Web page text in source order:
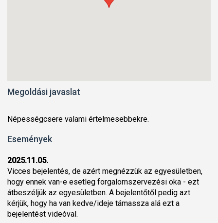
Megoldási javaslat
Népességcsere valami értelmesebbekre.
Események
2025.11.05.
Vicces bejelentés, de azért megnézzük az egyesületben,
hogy ennek van-e esetleg forgalomszervezési oka - ezt
átbeszéljük az egyesületben. A bejelentőtől pedig azt
kérjük, hogy ha van kedve/ideje támassza alá ezt a
bejelentést videóval.